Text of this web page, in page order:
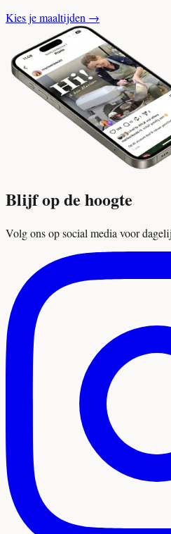
Kies je maaltijden →
Blijf op de hoogte
Volg ons op social media voor